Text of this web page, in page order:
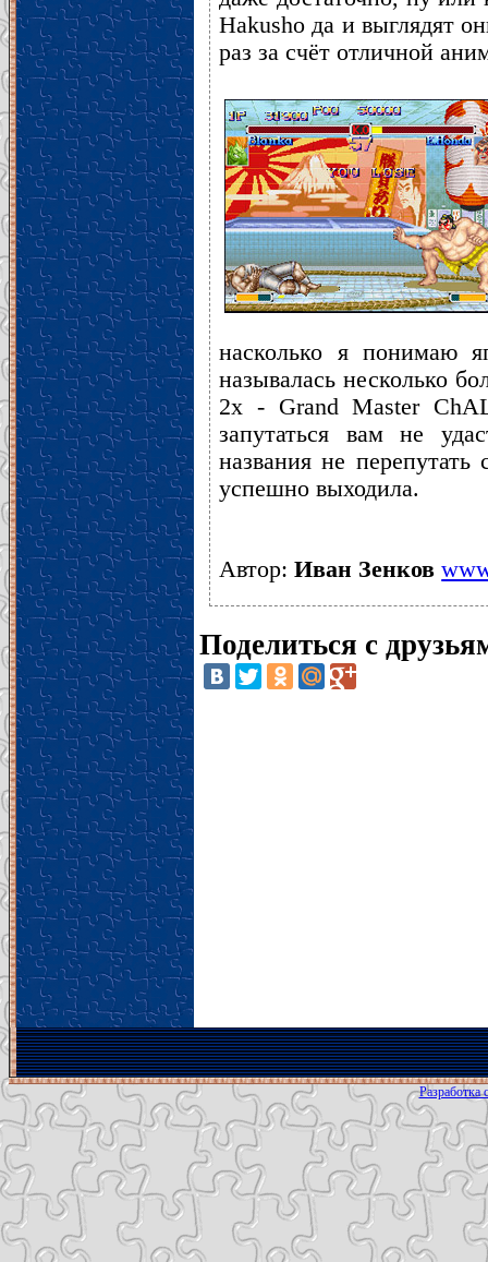
Hakusho да и выглядят
раз за счёт отличной
насколько я понимаю
называлась несколько
2x - Grand Master
запутаться вам не
названия не
успешно выходила.
Автор:Иван Зенков
Поделиться с
Разработка